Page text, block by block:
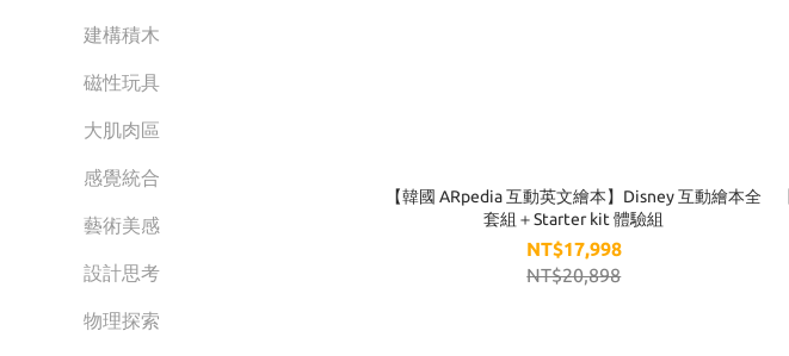
建構積木
磁性玩具
大肌肉區
感覺統合
藝術美感
設計思考
物理探索
【韓國 ARpedia 互動英文繪本】Disney 互動繪本全
套組＋Starter kit 體驗組
NT$17,998
NT$20,898